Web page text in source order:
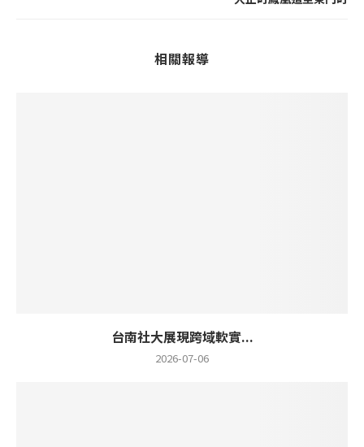
相關報導
台南社大展現跨域軟實...
2026-07-06